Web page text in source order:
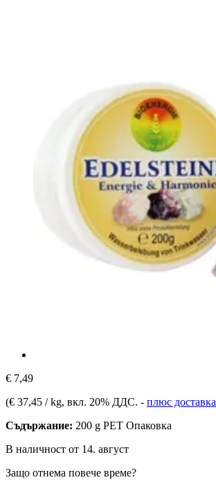
€ 7,49
(€ 37,45 / kg, вкл. 20% ДДС. - плюс доставка
Съдържание: 200 g PET Опаковка
В наличност от 14. август
Защо отнема повече време?